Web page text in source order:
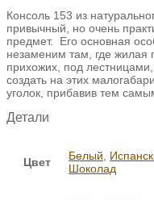
Консоль 153 из
привычный, но очень
предмет. Его основная
незаменим там, где жилая
прихожих, под
создать на этих
уголок, прибавив тем
Детали
Цвет Белый,
Шоколад